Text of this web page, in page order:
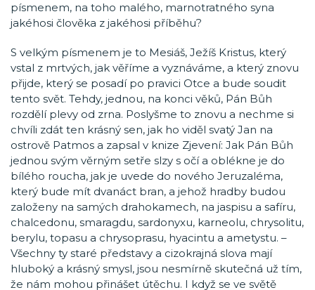
písmenem, na toho malého, marnotratného syna
jakéhosi člověka z jakéhosi příběhu?
S velkým písmenem je to Mesiáš, Ježíš Kristus, který
vstal z mrtvých, jak věříme a vyznáváme, a který znovu
přijde, který se posadí po pravici Otce a bude soudit
tento svět. Tehdy, jednou, na konci věků, Pán Bůh
rozdělí plevy od zrna. Poslyšme to znovu a nechme si
chvíli zdát ten krásný sen, jak ho viděl svatý Jan na
ostrově Patmos a zapsal v knize Zjevení: Jak Pán Bůh
jednou svým věrným setře slzy s očí a oblékne je do
bílého roucha, jak je uvede do nového Jeruzaléma,
který bude mít dvanáct bran, a jehož hradby budou
založeny na samých drahokamech, na jaspisu a safíru,
chalcedonu, smaragdu, sardonyxu, karneolu, chrysolitu,
berylu, topasu a chrysoprasu, hyacintu a ametystu. –
Všechny ty staré představy a cizokrajná slova mají
hluboký a krásný smysl, jsou nesmírně skutečná už tím,
že nám mohou přinášet útěchu. I když se ve světě